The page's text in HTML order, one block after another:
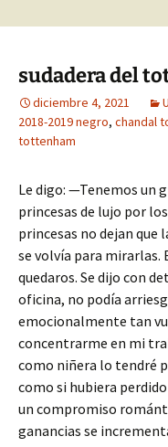
sudadera del
diciembre 4, 2021
2018-2019 negro, chandal
tottenham
Le digo: —Tenemos un
princesas de lujo por
princesas no dejan que
se volvía para mirarlas.
quedaros. Se dijo con
oficina, no podía
emocionalmente tan
concentrarme en mi
como niñera lo tendré
como si hubiera
un compromiso
ganancias se